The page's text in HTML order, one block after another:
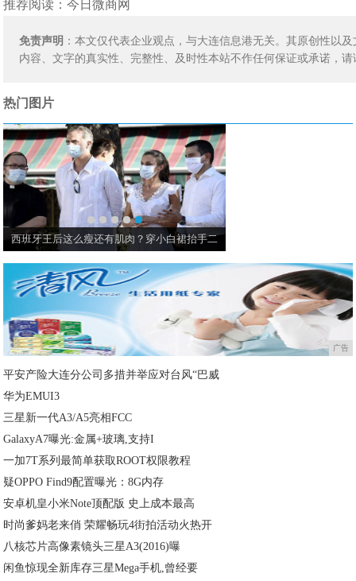
推荐阅读：今日微商网
免责声明 ：本文仅代表企业观点，与大连信息港无关。其原创性以
内容、文字的真实性、完整性、及时性本站不作任何保证或承诺，
热门图片
西班牙王后这么瘦还有肌肉？穿小白裙抬手二
广告
平安产险大连分公司多措并举应对台风“巴威
华为EMUI3
三星新一代A3/A5亮相FCC
GalaxyA7曝光:金属+玻璃,支持I
一加7T系列最简单获取ROOT权限教程
疑OPPO Find9配置曝光：8G内存
安卓机皇小米Note顶配版 史上成本最高
时尚爹妈老来俏 荣耀畅玩4街拍活动火热开
八核芯片高像素镜头三星A3(2016)曝
闲鱼惊现全新库存三星Mega手机,曾经要